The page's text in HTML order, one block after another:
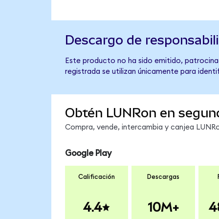
Descargo de
Este producto no ha sido emitido,
registrada se utilizan únicamente para
Obtén LUNRon en
Compra, vende, intercambia y canjea
Google Play
Calificación
4.4
Descargas
10M+